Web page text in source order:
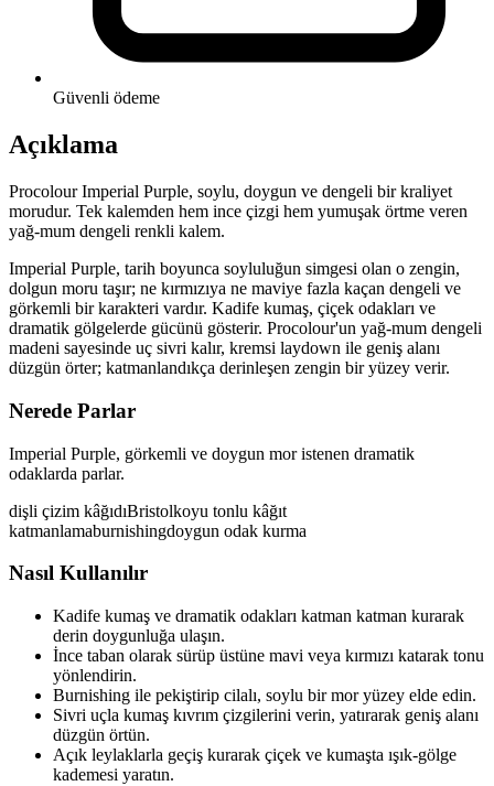
Güvenli ödeme
Açıklama
Procolour Imperial Purple, soylu, doygun ve dengeli bir kraliyet
morudur. Tek kalemden hem ince çizgi hem yumuşak örtme veren
yağ-mum dengeli renkli kalem.
Imperial Purple, tarih boyunca soyluluğun simgesi olan o zengin,
dolgun moru taşır; ne kırmızıya ne maviye fazla kaçan dengeli ve
görkemli bir karakteri vardır. Kadife kumaş, çiçek odakları ve
dramatik gölgelerde gücünü gösterir. Procolour'un yağ-mum dengeli
madeni sayesinde uç sivri kalır, kremsi laydown ile geniş alanı
düzgün örter; katmanlandıkça derinleşen zengin bir yüzey verir.
Nerede Parlar
Imperial Purple, görkemli ve doygun mor istenen dramatik
odaklarda parlar.
dişli çizim kâğıdıBristolkoyu tonlu kâğıt
katmanlamaburnishingdoygun odak kurma
Nasıl Kullanılır
Kadife kumaş ve dramatik odakları katman katman kurarak
derin doygunluğa ulaşın.
İnce taban olarak sürüp üstüne mavi veya kırmızı katarak tonu
yönlendirin.
Burnishing ile pekiştirip cilalı, soylu bir mor yüzey elde edin.
Sivri uçla kumaş kıvrım çizgilerini verin, yatırarak geniş alanı
düzgün örtün.
Açık leylaklarla geçiş kurarak çiçek ve kumaşta ışık-gölge
kademesi yaratın.